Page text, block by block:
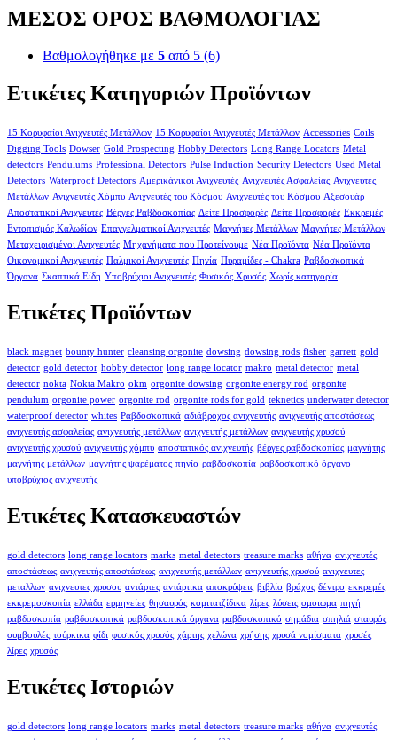
ΜΕΣΟΣ ΟΡΟΣ ΒΑΘΜΟΛΟΓΙΑΣ
Βαθμολογήθηκε με 5 από 5 (6)
Ετικέτες Κατηγοριών Προϊόντων
15 Κορυφαίοι Ανιχνευτές Μετάλλων 15 Κορυφαίοι Ανιχνευτές Μετάλλων Accessories Coils
Digging Tools Dowser Gold Prospecting Hobby Detectors Long Range Locators Metal
detectors Pendulums Professional Detectors Pulse Induction Security Detectors Used Metal
Detectors Waterproof Detectors Αμερικάνικοι Ανιχνευτές Ανιχνευτές Ασφαλείας Ανιχνευτές
Μετάλλων Ανιχνευτές Χόμπυ Ανιχνευτές του Κόσμου Ανιχνευτές του Κόσμου Αξεσουάρ
Αποστατικοί Ανιχνευτές Βέργες Ραβδοσκοπίας Δείτε Προσφορές Δείτε Προσφορές Εκκρεμές
Εντοπισμός Καλωδίων Επαγγελματικοί Ανιχνευτές Μαγνήτες Μετάλλων Μαγνήτες Μετάλλων
Μεταχειρισμένοι Ανιχνευτές Μηχανήματα που Προτείνουμε Νέα Προϊόντα Νέα Προϊόντα
Οικονομικοί Ανιχνευτές Παλμικοί Ανιχνευτές Πηνία Πυραμίδες - Chakra Ραβδοσκοπικά
Όργανα Σκαπτικά Είδη Υποβρύχιοι Ανιχνευτές Φυσικός Χρυσός Χωρίς κατηγορία
Ετικέτες Προϊόντων
black magnet bounty hunter cleansing orgonite dowsing dowsing rods fisher garrett gold
detector gold detector hobby detector long range locator makro metal detector metal
detector nokta Nokta Makro okm orgonite dowsing orgonite energy rod orgonite
pendulum orgonite power orgonite rod orgonite rods for gold teknetics underwater detector
waterproof detector whites Ραβδοσκοπικά αδιάβροχος ανιχνευτής ανιχνευτής αποστάσεως
ανιχνευτής ασφαλείας ανιχνευτής μετάλλων ανιχνευτής μετάλλων ανιχνευτής χρυσού
ανιχνευτής χρυσού ανιχνευτής χόμπυ αποστατικός ανιχνευτής βέργες ραβδοσκοπίας μαγνήτης
μαγνήτης μετάλλων μαγνήτης ψαρέματος πηνίο ραβδοσκοπία ραβδοσκοπικό όργανο
υποβρύχιος ανιχνευτής
Ετικέτες Κατασκευαστών
gold detectors long range locators marks metal detectors treasure marks αθήνα ανιχνευτές
αποστάσεως ανιχνευτής αποστάσεως ανιχνευτής μετάλλων ανιχνευτής χρυσού ανιχνευτες
μεταλλων ανιχνευτες χρυσου αντάρτες αντάρτικα αποκρύψεις βιβλίο βράχος δέντρο εκκρεμές
εκκρεμοσκοπία ελλάδα ερμηνείες θησαυρός κομιτατζίδικα λίρες λύσεις ομοιωμα πηγή
ραβδοσκοπία ραβδοσκοπικά ραβδοσκοπικά όργανα ραβδοσκοπικό σημάδια σπηλιά σταυρός
συμβουλές τούρκικα φίδι φυσικός χρυσός χάρτης χελώνα χρήσης χρυσά νομίσματα χρυσές
λίρες χρυσός
Ετικέτες Ιστοριών
gold detectors long range locators marks metal detectors treasure marks αθήνα ανιχνευτές